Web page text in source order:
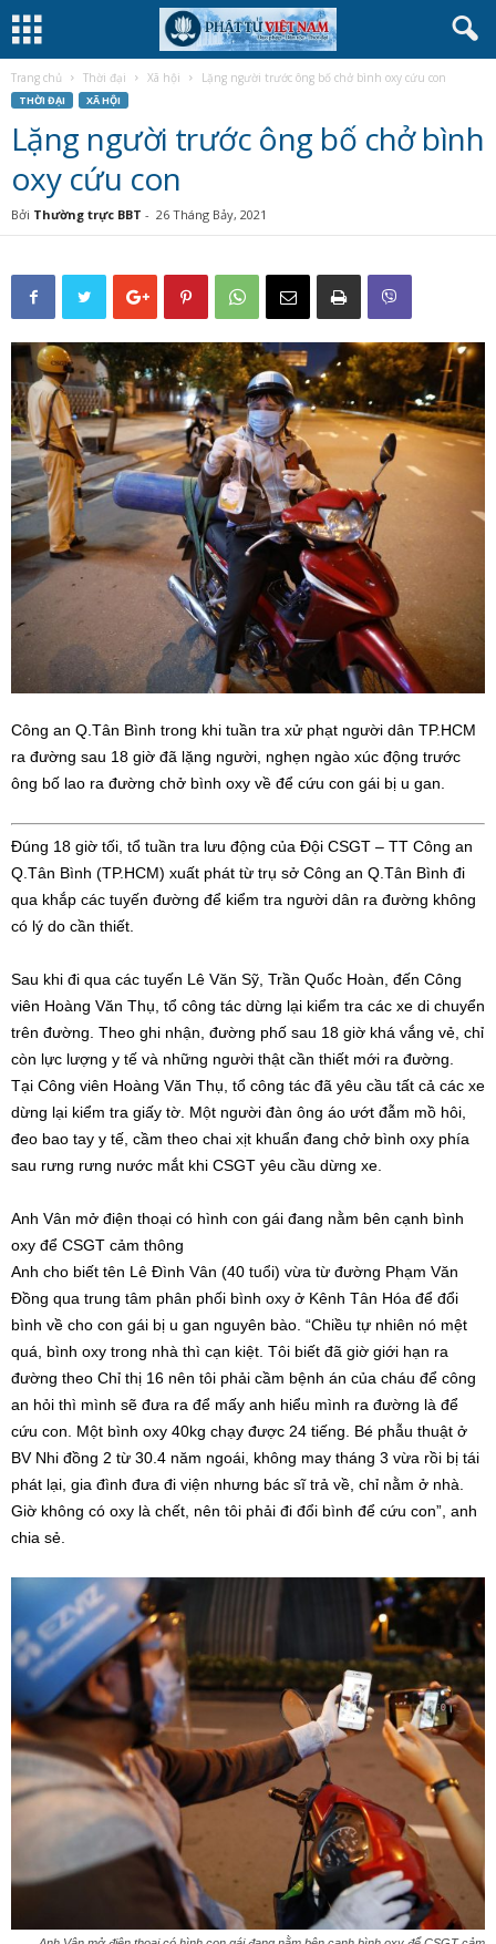
Trang chủ Thời đại Xã hội Lặng người trước ông bố chở bình oxy cứu con
THỜI ĐẠI XÃ HỘI
Lặng người trước ông bố chở bình
oxy cứu con
Bởi Thường trực BBT - 26 Tháng Bảy, 2021
Công an Q.Tân Bình trong khi tuần tra xử phạt người dân TP.HCM
ra đường sau 18 giờ đã lặng người, nghẹn ngào xúc động trước
ông bố lao ra đường chở bình oxy về để cứu con gái bị u gan.
Đúng 18 giờ tối, tổ tuần tra lưu động của Đội CSGT – TT Công an
Q.Tân Bình (TP.HCM) xuất phát từ trụ sở Công an Q.Tân Bình đi
qua khắp các tuyến đường để kiểm tra người dân ra đường không
có lý do cần thiết.
Sau khi đi qua các tuyến Lê Văn Sỹ, Trần Quốc Hoàn, đến Công
viên Hoàng Văn Thụ, tổ công tác dừng lại kiểm tra các xe di chuyển
trên đường. Theo ghi nhận, đường phố sau 18 giờ khá vắng vẻ, chỉ
còn lực lượng y tế và những người thật cần thiết mới ra đường.
Tại Công viên Hoàng Văn Thụ, tổ công tác đã yêu cầu tất cả các xe
dừng lại kiểm tra giấy tờ. Một người đàn ông áo ướt đẫm mồ hôi,
đeo bao tay y tế, cầm theo chai xịt khuẩn đang chở bình oxy phía
sau rưng rưng nước mắt khi CSGT yêu cầu dừng xe.
Anh Vân mở điện thoại có hình con gái đang nằm bên cạnh bình
oxy để CSGT cảm thông
Anh cho biết tên Lê Đình Vân (40 tuổi) vừa từ đường Phạm Văn
Đồng qua trung tâm phân phối bình oxy ở Kênh Tân Hóa để đổi
bình về cho con gái bị u gan nguyên bào. “Chiều tự nhiên nó mệt
quá, bình oxy trong nhà thì cạn kiệt. Tôi biết đã giờ giới hạn ra
đường theo Chỉ thị 16 nên tôi phải cầm bệnh án của cháu để công
an hỏi thì mình sẽ đưa ra để mấy anh hiểu mình ra đường là để
cứu con. Một bình oxy 40kg chạy được 24 tiếng. Bé phẫu thuật ở
BV Nhi đồng 2 từ 30.4 năm ngoái, không may tháng 3 vừa rồi bị tái
phát lại, gia đình đưa đi viện nhưng bác sĩ trả về, chỉ nằm ở nhà.
Giờ không có oxy là chết, nên tôi phải đi đổi bình để cứu con”, anh
chia sẻ.